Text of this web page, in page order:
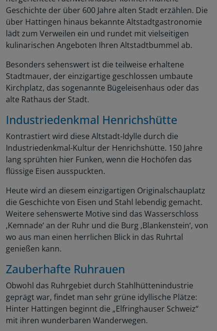
Geschichte der über 600 Jahre alten Stadt erzählen. Die
über Hattingen hinaus bekannte Altstadtgastronomie
lädt zum Verweilen ein und rundet mit vielseitigen
kulinarischen Angeboten Ihren Altstadtbummel ab.
Besonders sehenswert ist die teilweise erhaltene
Stadtmauer, der einzigartige geschlossen umbaute
Kirchplatz, das sogenannte Bügeleisenhaus oder das
alte Rathaus der Stadt.
Industriedenkmal Henrichshütte
Kontrastiert wird diese Altstadt-Idylle durch die
Industriedenkmal-Kultur der Henrichshütte. 150 Jahre
lang sprühten hier Funken, wenn die Hochöfen das
flüssige Eisen ausspuckten.
Heute wird an diesem einzigartigen Originalschauplatz
die Geschichte von Eisen und Stahl lebendig gemacht.
Weitere sehenswerte Motive sind das Wasserschloss
‚Kemnade‘ an der Ruhr und die Burg ‚Blankenstein‘, von
wo aus man einen herrlichen Blick in das Ruhrtal
genießen kann.
Zauberhafte Ruhrauen
Obwohl das Ruhrgebiet durch Stahlhüttenindustrie
geprägt war, findet man sehr grüne idyllische Plätze:
Hinter Hattingen beginnt die „Elfringhauser Schweiz“
mit ihren wunderbaren Wanderwegen.